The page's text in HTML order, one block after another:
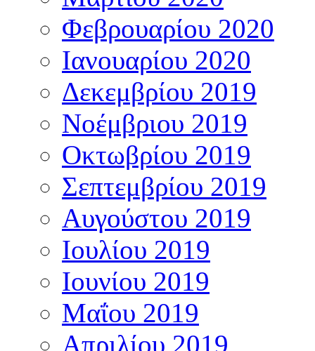
Φεβρουαρίου 2020
Ιανουαρίου 2020
Δεκεμβρίου 2019
Νοέμβριου 2019
Οκτωβρίου 2019
Σεπτεμβρίου 2019
Αυγούστου 2019
Ιουλίου 2019
Ιουνίου 2019
Μαΐου 2019
Απριλίου 2019